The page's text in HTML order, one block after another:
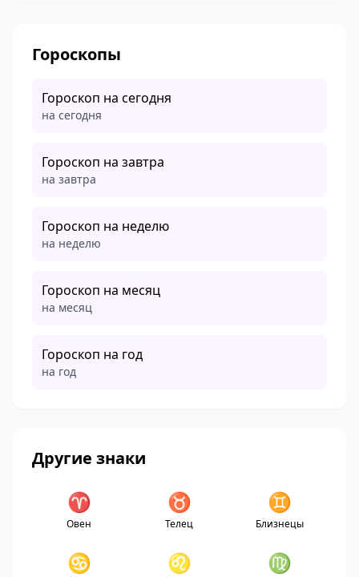
Гороскопы
Гороскоп на сегодня
на сегодня
Гороскоп на завтра
на завтра
Гороскоп на неделю
на неделю
Гороскоп на месяц
на месяц
Гороскоп на год
на год
Другие знаки
♈
Овен
♉
Телец
♊
Близнецы
♋ ♌ ♍